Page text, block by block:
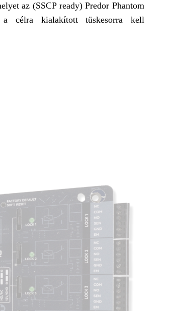
az (SSCP ready) Predor Phantom
célra kialakított tüskesorra kell